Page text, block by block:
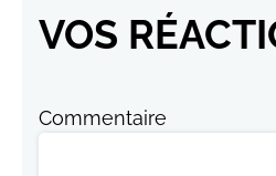
VOS
Commentaire